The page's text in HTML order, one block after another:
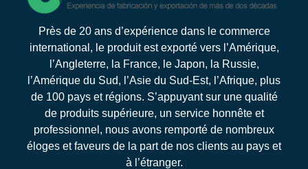
Près de 20 ans d’expérience dans le commerce
international, le produit est exporté vers l’Amérique,
l’Angleterre, la France, le Japon, la Russie,
l’Amérique du Sud, l’Asie du Sud-Est, l’Afrique, plus
de 100 pays et régions. S’appuyant sur une qualité
de produits supérieure, un service honnête et
professionnel, nous avons remporté de nombreux
éloges et faveurs de la part de nos clients au pays et
à l’étranger.